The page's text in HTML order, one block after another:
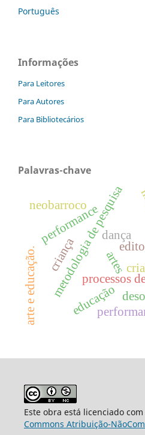
Português
Informações
Para Leitores
Para Autores
Para Bibliotecários
Palavras-chave
metodologia de pesquisa
processos
artes
dança
performance
neobarroco
educação
criança
arte e educação.
Este obra está licenciado
Commons Atribuição-